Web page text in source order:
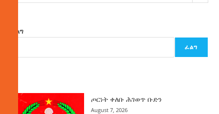
ፈልግ
ፈልግ
ጦርነት ቀለቡ ሕገወጥ ቡድን
August 7, 2026